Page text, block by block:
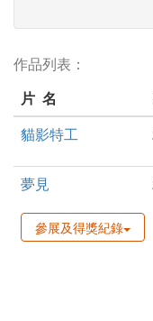
作品列表：
片 名
貓影特工
夢見
參展及得獎紀錄